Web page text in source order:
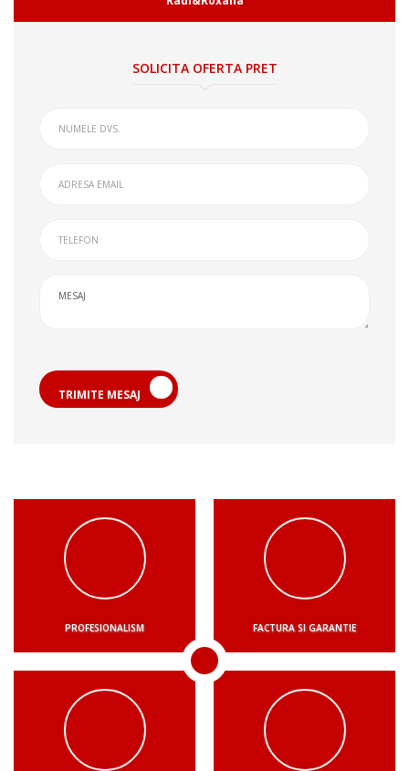
SOLICITA OFERTA PRET
TRIMITE MESAJ
PROFESIONALISM FACTURA SI GARANTIE